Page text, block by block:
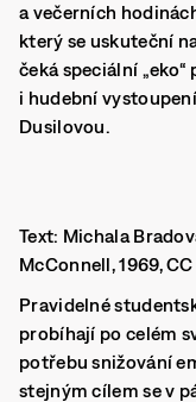
a večerních
který se uskuteční
čeká speciální
i hudební
Dusilovou.
Text: Michala
McConnell, 1969, CC
Pravidelné
probíhají po celém
potřebu snižování
stejným cílem se v